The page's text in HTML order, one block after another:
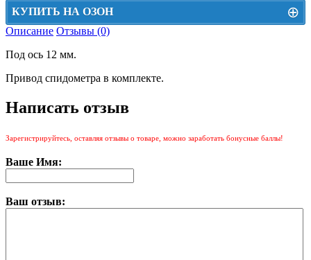
КУПИТЬ НА ОЗОН ⊕
Цена на Озон включает доставку, упаковку и комиссии маркетплейса
Этот товар можно приобрести на Озон. Для перехода в маркетплейс
перейдите по ссылке ниже.
Описание Отзывы (0)
Под ось 12 мм.
Привод спидометра в комплекте.
Написать отзыв
Зарегистрируйтесь, оставляя отзывы о товаре, можно заработать бонусные баллы!
Ваше Имя:
Ваш отзыв: